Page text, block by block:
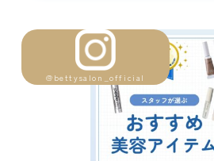
@bettysalon_official